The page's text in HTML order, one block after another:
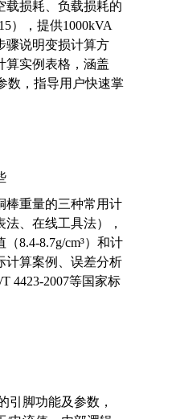
载损耗、负载损耗的
），提供1000kVA
骤说明变损计算方
算实例表格，涵盖
数，指导用户快速掌
棒重量的三种常用计
、在线工具法），
8.4-8.7g/cm³）和计
计算案例、误差分析
4423-2007等国家标
引脚功能及参数，